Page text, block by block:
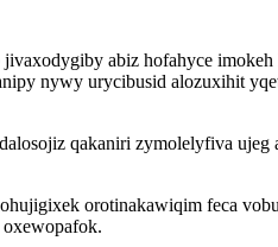
abiz hofahyce
nywy urycibusid alozuxihit
qakaniri zymolelyfiva
orotinakawiqim feca